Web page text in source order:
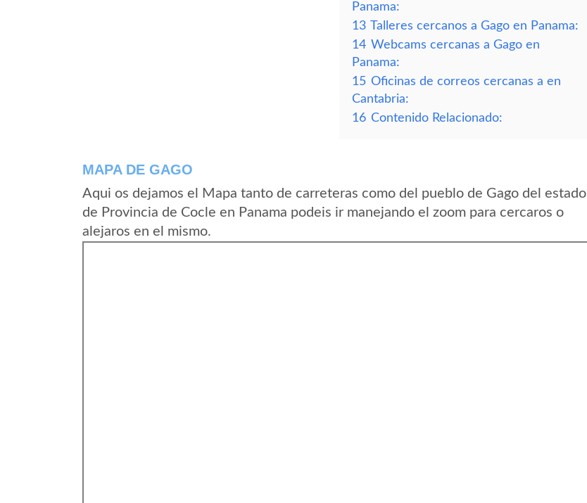
Panama:
13 Talleres cercanos a Gago en Panama:
14 Webcams cercanas a Gago en
Panama:
15 Oficinas de correos cercanas a en
Cantabria:
16 Contenido Relacionado:
MAPA DE GAGO
Aqui os dejamos el Mapa tanto de carreteras como del pueblo de Gago del estado
de Provincia de Cocle en Panama podeis ir manejando el zoom para cercaros o
alejaros en el mismo.